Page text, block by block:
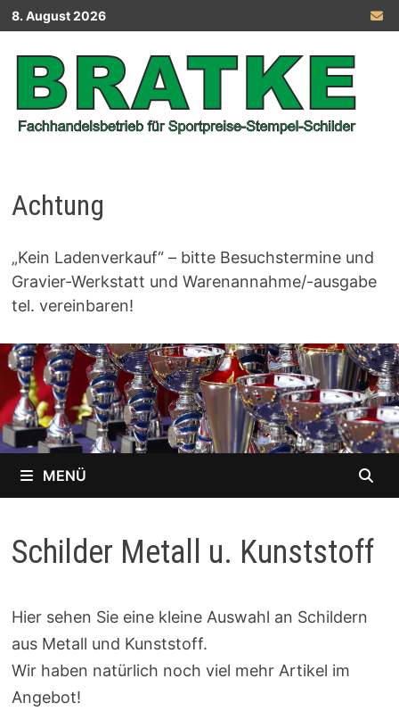
Zurück
zum
Inhalt
8. August 2026
Achtung
„Kein Ladenverkauf“ – bitte Besuchstermine und
Gravier-Werkstatt und Warenannahme/-ausgabe
tel. vereinbaren!
MENÜ
Schilder Metall u. Kunststoff
Hier sehen Sie eine kleine Auswahl an Schildern
aus Metall und Kunststoff.
Wir haben natürlich noch viel mehr Artikel im
Angebot!